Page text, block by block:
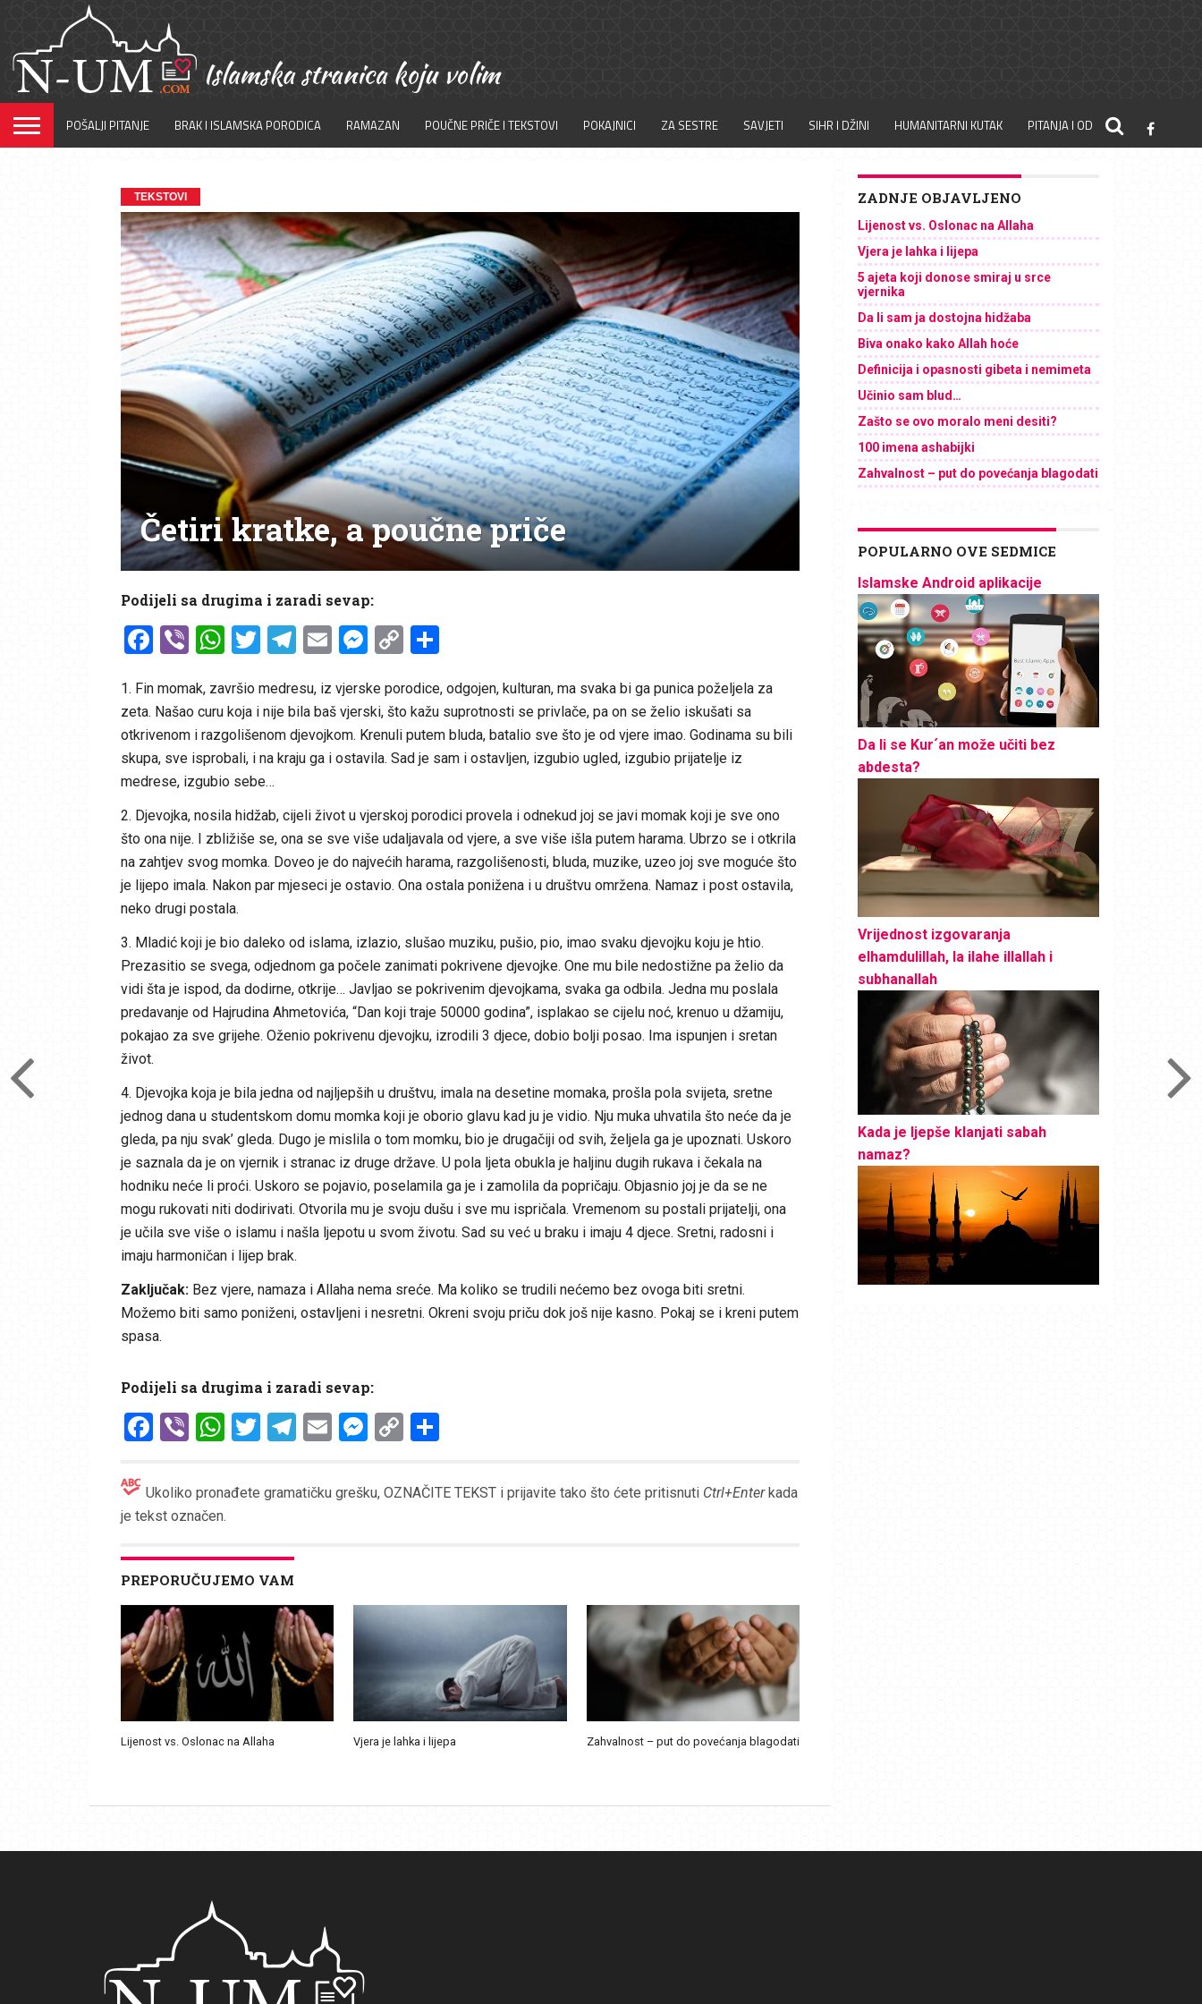
POŠALJI PITANJE BRAK I ISLAMSKA PORODICA RAMAZAN POUČNE PRIČE I TEKSTOVI POKAJNICI ZA SESTRE SAVJETI SIHR I DŽINI HUMANITARNI KUTAK PITANJA I ODGOVORI
TEKSTOVI
Četiri kratke, a poučne priče
Podijeli sa drugima i zaradi sevap:
Facebook
ViberWhatsApp
Twitter
Telegram
EmailMessenger
CopyShare
1. Fin momak, završio medresu, iz vjerske porodice, odgojen, kulturan, ma svaka bi ga punica poželjela za
zeta. Našao curu koja i nije bila baš vjerski, što kažu suprotnosti se privlače, pa on se želio iskušati sa
otkrivenom i razgolišenom djevojkom. Krenuli putem bluda, batalio sve što je od vjere imao. Godinama su bili
skupa, sve isprobali, i na kraju ga i ostavila. Sad je sam i ostavljen, izgubio ugled, izgubio prijatelje iz
medrese, izgubio sebe…
2. Djevojka, nosila hidžab, cijeli život u vjerskoj porodici provela i odnekud joj se javi momak koji je sve ono
što ona nije. I zbližiše se, ona se sve više udaljavala od vjere, a sve više išla putem harama. Ubrzo se i otkrila
na zahtjev svog momka. Doveo je do najvećih harama, razgolišenosti, bluda, muzike, uzeo joj sve moguće što
je lijepo imala. Nakon par mjeseci je ostavio. Ona ostala ponižena i u društvu omržena. Namaz i post ostavila,
neko drugi postala.
3. Mladić koji je bio daleko od islama, izlazio, slušao muziku, pušio, pio, imao svaku djevojku koju je htio.
Prezasitio se svega, odjednom ga počele zanimati pokrivene djevojke. One mu bile nedostižne pa želio da
vidi šta je ispod, da dodirne, otkrije… Javljao se pokrivenim djevojkama, svaka ga odbila. Jedna mu poslala
predavanje od Hajrudina Ahmetovića, “Dan koji traje 50000 godina”, isplakao se cijelu noć, krenuo u džamiju,
pokajao za sve grijehe. Oženio pokrivenu djevojku, izrodili 3 djece, dobio bolji posao. Ima ispunjen i sretan
život.
4. Djevojka koja je bila jedna od najljepših u društvu, imala na desetine momaka, prošla pola svijeta, sretne
jednog dana u studentskom domu momka koji je oborio glavu kad ju je vidio. Nju muka uhvatila što neće da je
gleda, pa nju svak’ gleda. Dugo je mislila o tom momku, bio je drugačiji od svih, željela ga je upoznati. Uskoro
je saznala da je on vjernik i stranac iz druge države. U pola ljeta obukla je haljinu dugih rukava i čekala na
hodniku neće li proći. Uskoro se pojavio, poselamila ga je i zamolila da popričaju. Objasnio joj je da se ne
mogu rukovati niti dodirivati. Otvorila mu je svoju dušu i sve mu ispričala. Vremenom su postali prijatelji, ona
je učila sve više o islamu i našla ljepotu u svom životu. Sad su već u braku i imaju 4 djece. Sretni, radosni i
imaju harmoničan i lijep brak.
Zaključak:Bez vjere, namaza i Allaha nema sreće. Ma koliko se trudili nećemo bez ovoga biti sretni.
Možemo biti samo poniženi, ostavljeni i nesretni. Okreni svoju priču dok još nije kasno. Pokaj se i kreni putem
spasa.
Podijeli sa drugima i zaradi sevap:
Facebook
ViberWhatsApp
Twitter
Telegram
EmailMessenger
CopyShare
Ukoliko pronađete gramatičku grešku, OZNAČITE TEKST i prijavite tako što ćete pritisnuti Ctrl+Enterkada
je tekst označen.
PREPORUČUJEMO VAM
Lijenost vs. Oslonac na Allaha Vjera je lahka i lijepa Zahvalnost – put do povećanja blagodati
ZADNJE OBJAVLJENO
Lijenost vs. Oslonac na Allaha
Vjera je lahka i lijepa
5 ajeta koji donose smiraj u srce
vjernika
Da li sam ja dostojna hidžaba
Biva onako kako Allah hoće
Definicija i opasnosti gibeta i nemimeta
Učinio sam blud…
Zašto se ovo moralo meni desiti?
100 imena ashabijki
Zahvalnost – put do povećanja blagodati
POPULARNO OVE SEDMICE
Islamske Android aplikacije
Da li se Kur´an može učiti bez
abdesta?
Vrijednost izgovaranja
elhamdulillah, la ilahe illallah i
subhanallah
Kada je ljepše klanjati sabah
namaz?